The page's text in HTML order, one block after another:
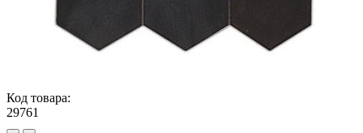
Код товара:
29761